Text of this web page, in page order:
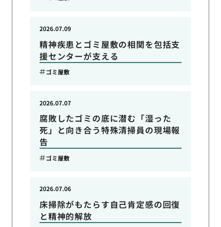
精神疾患とゴミ屋敷の相関を包括支
援センターが支える
2026.07.09
ゴミ屋敷
腐敗したゴミの底に潜む「湿った
死」と向き合う特殊清掃員の現場報
告
2026.07.07
ゴミ屋敷
床掃除がもたらす自己肯定感の回復
と精神的解放
2026.07.06